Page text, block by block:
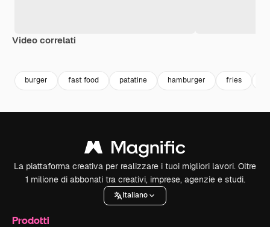
Video correlati
burger fast food patatine hamburger fries
La piattaforma creativa per realizzare i tuoi migliori lavori. Oltre
1 milione di abbonati tra creativi, imprese, agenzie e studi.
Italiano
Prodotti